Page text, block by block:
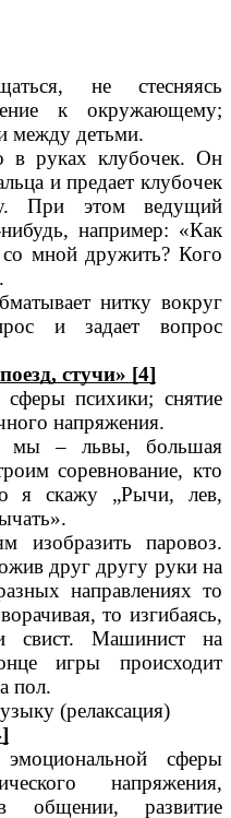
не стесняясь
к окружающему;
между детьми.
в руках клубочек. Он
и предает клубочек
При этом ведущий
например: «Как
мной дружить? Кого
нитку вокруг
и задает вопрос
стучи» [4]
сферы психики; снятие
напряжения.
мы – львы, большая
соревнование, кто
я скажу „Рычи, лев,
изобразить паровоз.
друг другу руки на
направлениях то
то изгибаясь,
свист. Машинист на
игры происходит
пол.
(релаксация)
сферы
напряжения,
общении, развитие